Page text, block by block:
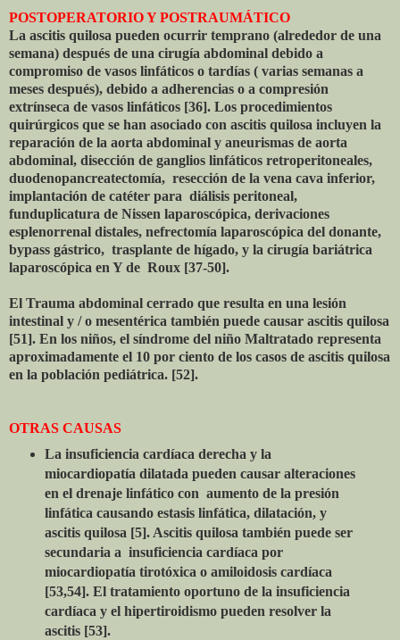
POSTOPERATORIO Y POSTRAUMÁTICO
La ascitis quilosa pueden ocurrir temprano (alrededor de una
semana) después de una cirugía abdominal debido a
compromiso de vasos linfáticos o tardías ( varias semanas a
meses después), debido a adherencias o a compresión
extrínseca de vasos linfáticos [36]. Los procedimientos
quirúrgicos que se han asociado con ascitis quilosa incluyen la
reparación de la aorta abdominal y aneurismas de aorta
abdominal, disección de ganglios linfáticos retroperitoneales,
duodenopancreatectomía, resección de la vena cava inferior,
implantación de catéter para diálisis peritoneal,
funduplicatura de Nissen laparoscópica, derivaciones
esplenorrenal distales, nefrectomía laparoscópica del donante,
bypass gástrico, trasplante de hígado, y la cirugía bariátrica
laparoscópica en Y de Roux [37-50].
El Trauma abdominal cerrado que resulta en una lesión
intestinal y / o mesentérica también puede causar ascitis quilosa
[51]. En los niños, el síndrome del niño Maltratado representa
aproximadamente el 10 por ciento de los casos de ascitis quilosa
en la población pediátrica. [52].
OTRAS CAUSAS
La insuficiencia cardíaca derecha y la
miocardiopatía dilatada pueden causar alteraciones
en el drenaje linfático con aumento de la presión
linfática causando estasis linfática, dilatación, y
ascitis quilosa [5]. Ascitis quilosa también puede ser
secundaria a insuficiencia cardíaca por
miocardiopatía tirotóxica o amiloidosis cardíaca
[53,54]. El tratamiento oportuno de la insuficiencia
cardíaca y el hipertiroidismo pueden resolver la
ascitis [53].